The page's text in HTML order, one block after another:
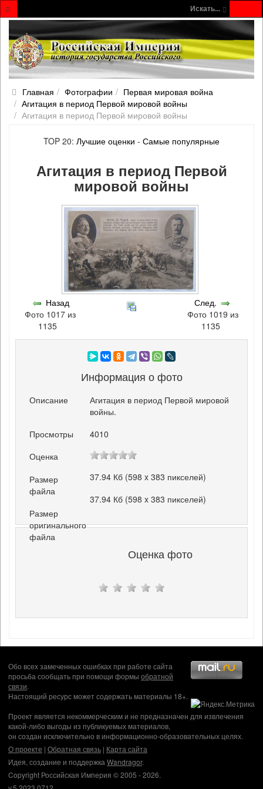
Искать...
Главная Фотографии
Первая мировая война
Агитация в период Первой мировой войны
Агитация в период Первой мировой войны
TOP 20: Лучшие оценки - Самые популярные
Агитация в период Первой
мировой войны
Назад
Фото 1017 из
1135
След.
Фото 1019 из
1135
Информация о фото
Описание
Агитация в период Первой мировой
войны.
Просмотры
4010
Оценка
Размер
файла
37.94 Кб (598 x 383 пикселей)
Размер
оригинального
файла
37.94 Кб (598 x 383 пикселей)
Оценка фото
Обо всех замеченных ошибках при работе сайта
просьба сообщать при помощи формы обратной
связи.
Настоящий ресурс может содержать материалы 18+.
Проект является некоммерческим и не предназначен для извлечения
какой-либо выгоды из публикуемых материалов,
он создан исключительно в информационно-образовательных целях.
О проекте | Обратная связь | Карта сайта
Идея, создание и поддержка Wandragor.
Copyright Российская Империя © 2005 - 2026.